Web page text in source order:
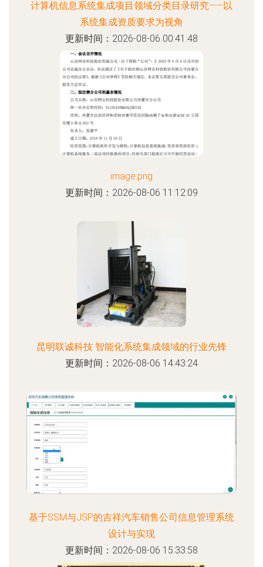
计算机信息系统集成项目领域分类目录研究——以
系统集成资质要求为视角
更新时间：2026-08-06 00:41:48
image.png
更新时间：2026-08-06 11:12:09
昆明联诚科技 智能化系统集成领域的行业先锋
更新时间：2026-08-06 14:43:24
基于SSM与JSP的吉祥汽车销售公司信息管理系统
设计与实现
更新时间：2026-08-06 15:33:58